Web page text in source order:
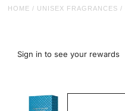
HOME / UNISEX FRAGRANCES /
Sign in to see your rewards